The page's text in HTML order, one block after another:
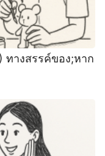
างสรรค์ของ;หาก